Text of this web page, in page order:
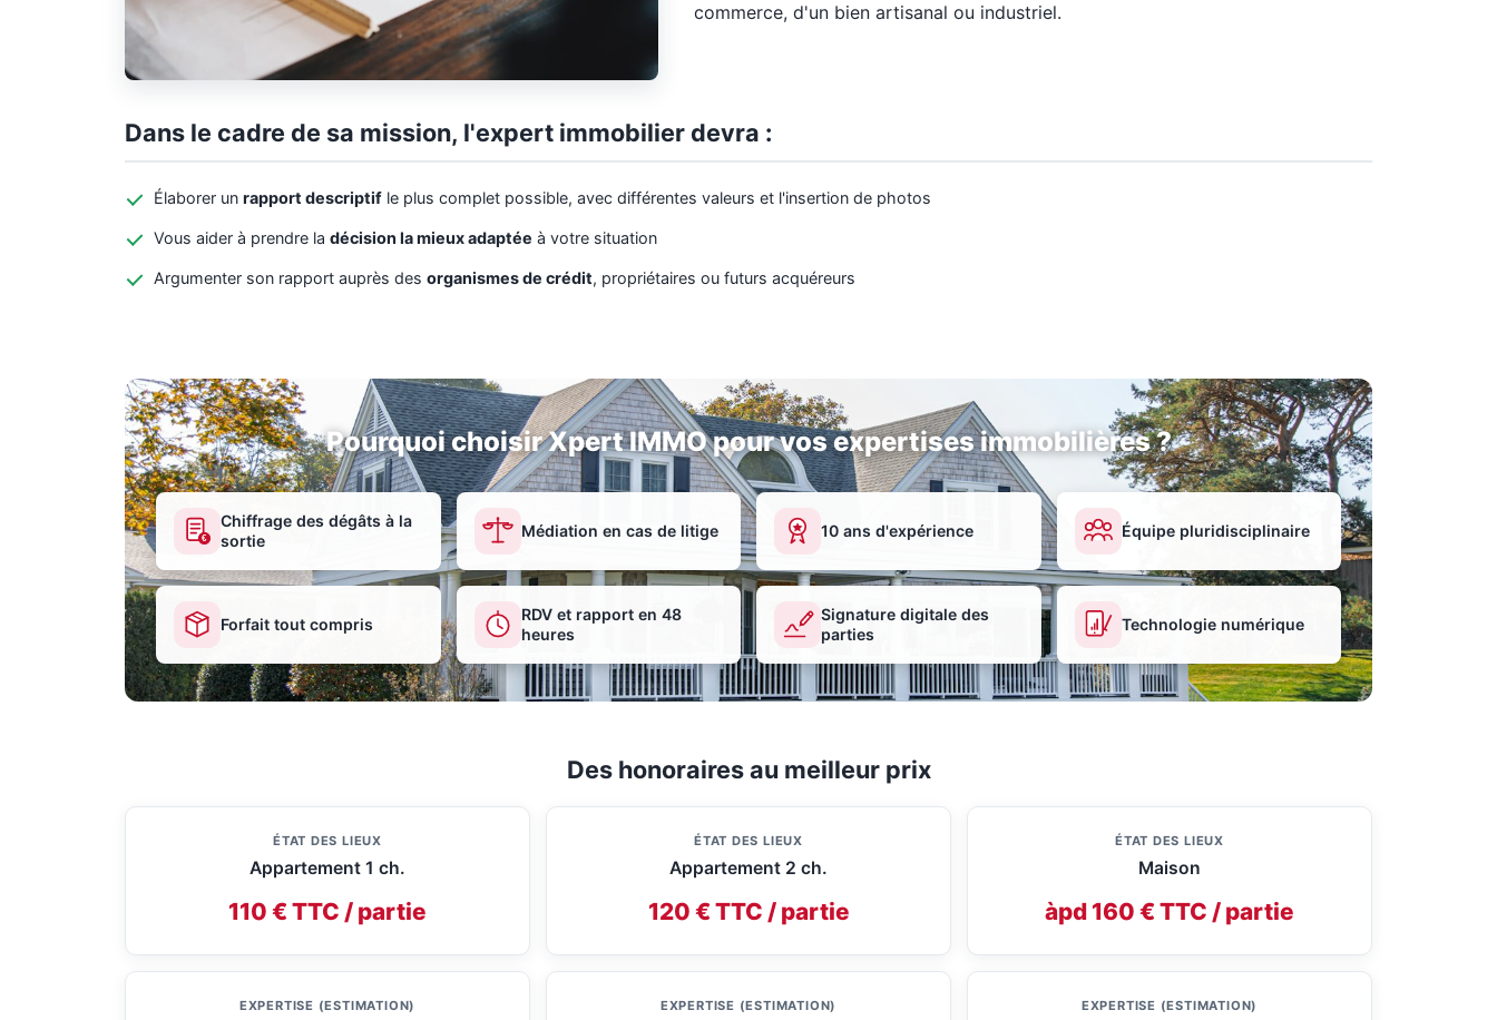
commerce, d'un bien artisanal ou industriel.
Dans le cadre de sa mission, l'expert immobilier devra :
Élaborer un rapport descriptif le plus complet possible, avec différentes valeurs et l'insertion de photos
Vous aider à prendre la décision la mieux adaptée à votre situation
Argumenter son rapport auprès des organismes de crédit, propriétaires ou futurs acquéreurs
Pourquoi choisir Xpert IMMO pour vos expertises immobilières ?
€
Chiffrage des dégâts à la
sortie
Médiation en cas de litige 10 ans d'expérience Équipe pluridisciplinaire
Forfait tout compris
RDV et rapport en 48
heures
Signature digitale des
parties
Technologie numérique
Des honoraires au meilleur prix
ÉTAT DES LIEUX
Appartement 1 ch.
110 € TTC / partie
ÉTAT DES LIEUX
Appartement 2 ch.
120 € TTC / partie
ÉTAT DES LIEUX
Maison
àpd 160 € TTC / partie
EXPERTISE (ESTIMATION) EXPERTISE (ESTIMATION) EXPERTISE (ESTIMATION)